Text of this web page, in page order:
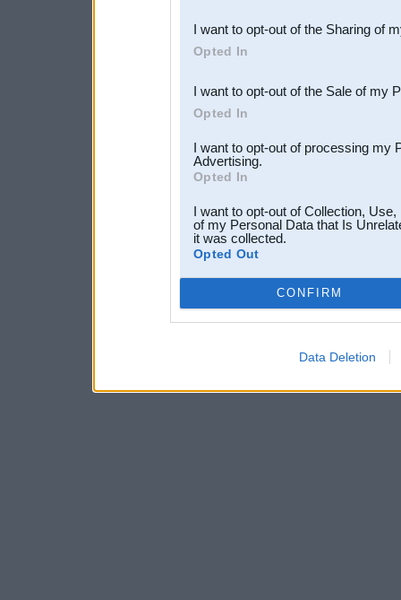
Downstream Participants
third parties.
I want to opt-out of the Sharing of
Opted In
I want to opt-out of the Sale of my
Opted In
I want to opt-out of processing my
Advertising.
Opted In
I want to opt-out of Collection,
of my Personal Data that Is
it was collected.
Opted Out
CONFIRM
Data Deletion